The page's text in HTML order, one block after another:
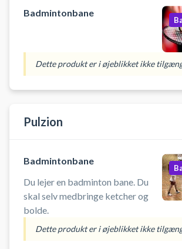
Badmintonbane
Dette produkt er i øjeblikket ikke
Pulzion
Badmintonbane
Du lejer en badminton bane. Du
skal selv medbringe ketcher og
bolde.
Dette produkt er i øjeblikket ikke